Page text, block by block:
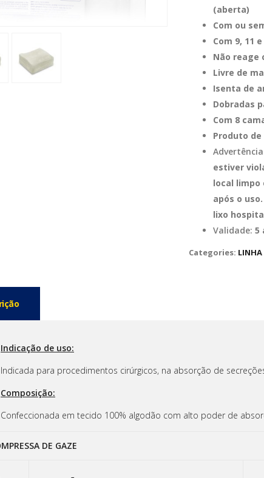
(aberta)
Com ou
Com 9, 11
Não reage
Livre de
Isenta de
Dobradas
Com 8
Produto
estiver
local
após o
lixo
Validade: 5
Categories: LINHA
Indicação de uso:
Indicada para procedimentos cirúrgicos, na absorção de
Composição:
Confeccionada em tecido 100% algodão com alto poder de
DE GAZE